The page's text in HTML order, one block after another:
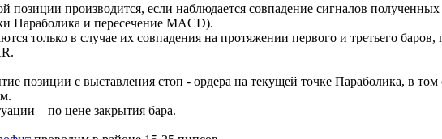
позиции производится, если наблюдается совпадение сигналов
Параболика и пересечение MACD).
только в случае их совпадения на протяжении первого и третьего баров,
позиции с выставления стоп - ордера на текущей точке Параболика, в том
– по цене закрытия бара.